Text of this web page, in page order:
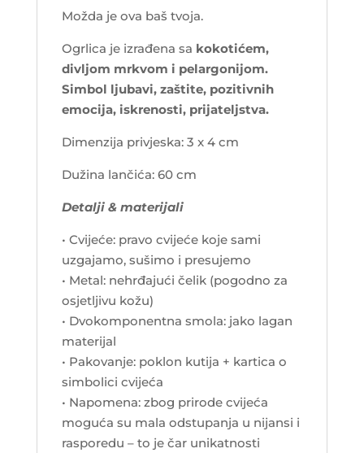
Možda je ova baš tvoja.
Ogrlica je izrađena sa kokotićem,
divljom mrkvom i pelargonijom.
Simbol ljubavi, zaštite, pozitivnih
emocija, iskrenosti, prijateljstva.
Dimenzija privjeska: 3 x 4 cm
Dužina lančića: 60 cm
Detalji & materijali
• Cvijeće: pravo cvijeće koje sami
uzgajamo, sušimo i presujemo
• Metal: nehrđajući čelik (pogodno za
osjetljivu kožu)
• Dvokomponentna smola: jako lagan
materijal
• Pakovanje: poklon kutija + kartica o
simbolici cvijeća
• Napomena: zbog prirode cvijeća
moguća su mala odstupanja u nijansi i
rasporedu – to je čar unikatnosti